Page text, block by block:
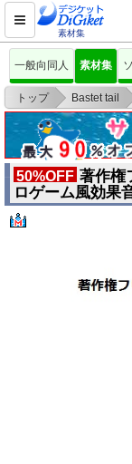
素材集
一般向同人 素材集
トップ > Bastet tail
>
著作権フリーオリジ
50%OFF 著作権
ロゲーム風効果